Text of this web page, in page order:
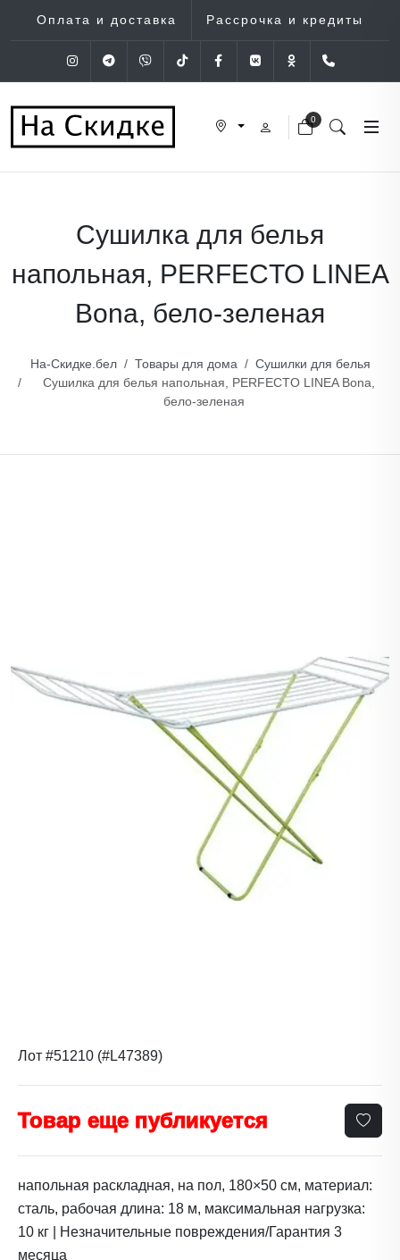
Оплата и доставка Рассрочка и кредиты
InstagramTelegram
Viber Tik-Tok Facebook
VK OK
0
Сушилка для белья
напольная, PERFECTO LINEA
Bona, бело-зеленая
На-Скидке.бел Товары для дома
Сушилки для белья
Сушилка для белья напольная, PERFECTO LINEA Bona,
бело-зеленая
Лот #51210 (#L47389)
Товар еще публикуется
напольная раскладная, на пол, 180×50 см, материал:
сталь, рабочая длина: 18 м, максимальная нагрузка:
10 кг | Незначительные повреждения/Гарантия 3
месяца